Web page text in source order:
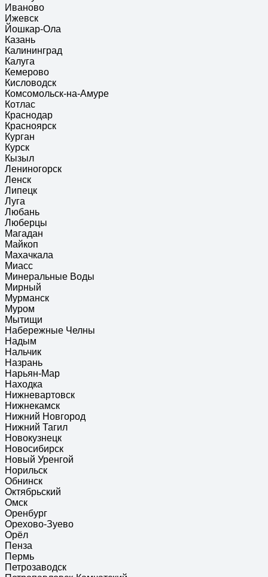
Иваново
Ижевск
Йошкар-Ола
Казань
Калининград
Калуга
Кемерово
Кисловодск
Комсомольск-на-Амуре
Котлас
Краснодар
Красноярск
Курган
Курск
Кызыл
Лениногорск
Ленск
Липецк
Луга
Любань
Люберцы
Магадан
Майкоп
Махачкала
Миасс
Минеральные Воды
Мирный
Мурманск
Муром
Мытищи
Набережные Челны
Надым
Нальчик
Назрань
Нарьян-Мар
Находка
Нижневартовск
Нижнекамск
Нижний Новгород
Нижний Тагил
Новокузнецк
Новосибирск
Новый Уренгой
Норильск
Обнинск
Октябрьский
Омск
Оренбург
Орехово-Зуево
Орёл
Пенза
Пермь
Петрозаводск